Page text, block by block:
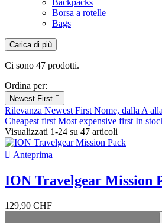
Backpacks
Borsa a rotelle
Bags
Filtri:
Cancella filtri
Bags
Backpacks 11
Sleeves / Neccesaires 8
Borsa a rotelle 3
Nuovi Prodotti
Nuovi Prodotti
Carica di più
Ci sono 47 prodotti.
Ordina per:
Newest First 
Rilevanza Newest First Nome, dalla A
Cheapest first Most expensive first In
Visualizzati 1-24 su 47 articoli
 Anteprima
ION Travelgear Mission
129,90 CHF